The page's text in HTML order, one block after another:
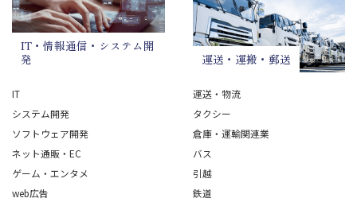
IT・情報通信・システム開
発
IT
システム開発
ソフトウェア開発
ネット通販・EC
ゲーム・エンタメ
web広告
運送・運搬・郵送
運送・物流
タクシー
倉庫・運輸関連業
バス
引越
鉄道